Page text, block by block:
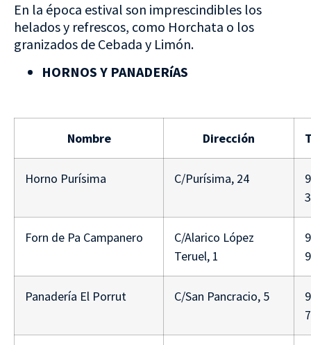
En la época estival son imprescindibles los
helados y refrescos, como Horchata o los
granizados de Cebada y Limón.
HORNOS Y PANADERíAS
Nombre Dirección
Horno Purísima C/Purísima, 24
Forn de Pa Campanero
C/Alarico López
Teruel, 1
Panadería El Porrut C/San Pancracio, 5